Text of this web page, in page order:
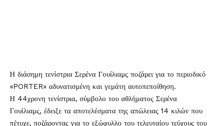
Η διάσημη τενίστρια Σερένα Γουίλιαμς ποζάρει για το περιοδικό
«PORTER» αδυνατισμένη και γεμάτη αυτοπεποίθηση.
Η 44χρονη τενίστρια, σύμβολο του αθλήματος Σερένα
Γουίλιαμς, έδειξε τα αποτελέσματα της απώλειας 14 κιλών που
πέτυχε, ποζάροντας για το εξώφυλλο του τελευταίου τεύχους του